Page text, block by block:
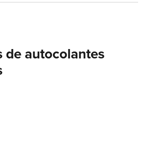
de autocolantes